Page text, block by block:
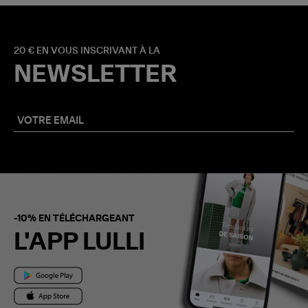
20 € EN VOUS INSCRIVANT À LA
NEWSLETTER
-10% EN TÉLÉCHARGEANT
L'APP LULLI